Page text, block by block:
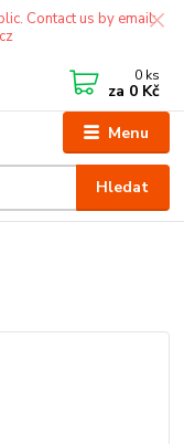
Contact us by email:
Menu
Hledat
0 ks
za 0 Kč